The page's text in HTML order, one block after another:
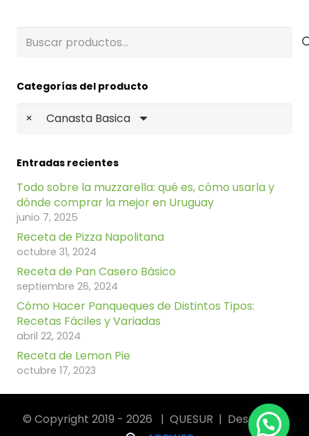
Buscar
Categorías del producto
× Canasta Basica
Entradas recientes
Todo sobre la muzzarella: qué es, cómo usarla y
dónde comprar la mejor en Uruguay
junio 7, 2025
Receta de Pizza Napolitana
octubre 31, 2024
Receta de Pan Casero Básico
septiembre 26, 2024
Cómo Hacer Panqueques de Distintos Tipos:
Recetas Fáciles y Variadas
abril 22, 2024
Receta de Lemon Pie
octubre 17, 2023
© Copyright 2019 - 2026 | QUESUR | Desarrollo: